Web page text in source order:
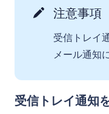
注意事項
受信トレイ
メール通知
受信トレイ通知